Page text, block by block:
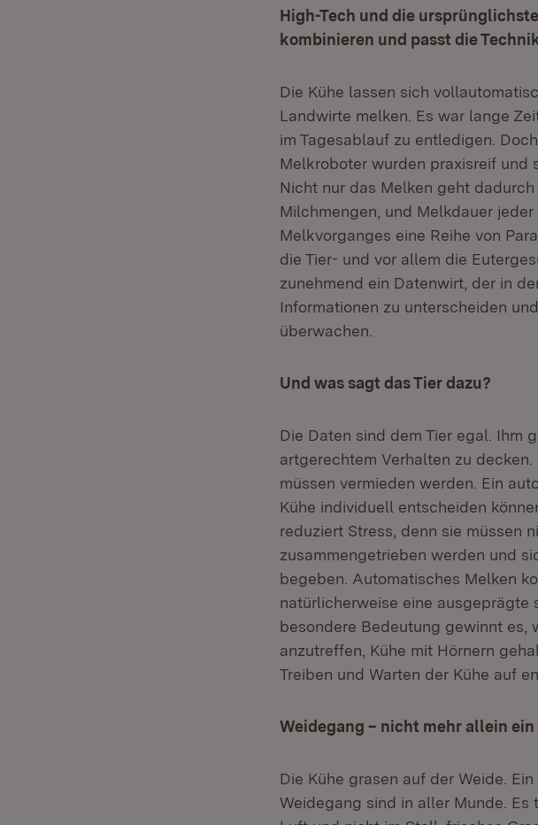
High-Tech und die
kombinieren und passt die
Die Kühe lassen sich
Landwirte melken. Es war lange
im Tagesablauf zu entledigen.
Melkroboter wurden praxisreif und
Nicht nur das Melken geht
Milchmengen, und Melkdauer
Melkvorganges eine Reihe von
die Tier- und vor allem die
zunehmend ein Datenwirt, der in
Informationen zu unterscheiden
überwachen.
Und was sagt das Tier dazu?
Die Daten sind dem Tier egal. Ihm
artgerechtem Verhalten zu
müssen vermieden werden. Ein
Kühe individuell entscheiden
reduziert Stress, denn sie müssen
zusammengetrieben werden und
begeben. Automatisches Melken
natürlicherweise eine ausgeprägte
besondere Bedeutung gewinnt es,
anzutreffen, Kühe mit Hörnern
Treiben und Warten der Kühe auf
Weidegang – nicht mehr allein
Die Kühe grasen auf der Weide.
Weidegang sind in aller Munde.